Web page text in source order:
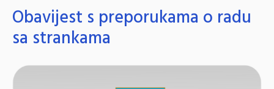
Obavijest s preporukama o radu
sa strankama